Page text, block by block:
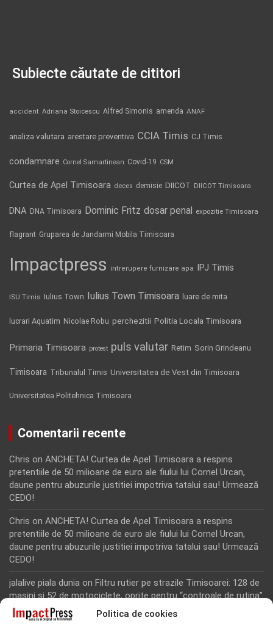
Politica de cookies
Subiecte căutate de cititori
accident Adriana Stoicescu Alfred Simonis amenda ANAF
analiza valutara arestare preventiva CCIA Timis CJ Timis
condamnare Cornel Samartinean Covid-19 CSM
Curtea de Apel Timisoara deces demisie DIICOT DIICOT Timisoara
DNA DNA Timisoara Dominic Fritz dosar penal expozitie Timisoara
flagrant Gruparea de Jandarmi Mobila Timisoara
Impactpress intrerupere furnizare apa IPJ Timis
ISU Timis Iulius Town Iulius Town Timisoara luare de mita
lucrari Aquatim Nicolae Robu perchezitii Politia Locala Timisoara
Primaria Timisoara protest puls valutar Retim Sorin Grindeanu
Timisoara Tribunalul Timis Universitatea de Vest din Timisoara
Universitatea Politehnica Timisoara
Comentarii recente
Chris on ANCHETA! Curtea de Apel Timisoara a respins
pretentiile de 50 milioane de euro ale fiului lui Cornel Urcan,
daune pentru abuzurile justitiei impotriva tatalui sau! Urmează
CEDO!
Chris on ANCHETA! Curtea de Apel Timisoara a respins
pretentiile de 50 milioane de euro ale fiului lui Cornel Urcan,
daune pentru abuzurile justitiei impotriva tatalui sau! Urmează
CEDO!
jalalive piala dunia on Filtru rutier pe strazile Timisoarei: 128 de
masini si 52 de motociclete, oprite pentru “controale de rutina”
Rodion Camatoritul on Inca un martor din dosarul fraudei cu